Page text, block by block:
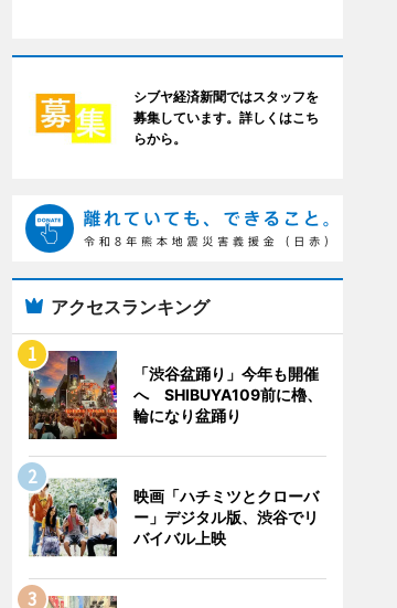
シブヤ経済新聞ではスタッフを
募集しています。詳しくはこち
らから。
アクセスランキング
「渋谷盆踊り」今年も開催
へ SHIBUYA109前に櫓、
輪になり盆踊り
映画「ハチミツとクローバ
ー」デジタル版、渋谷でリ
バイバル上映